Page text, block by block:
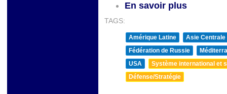
En savoir plus
TAGS:
Amérique Latine
Asie Centrale
Fédération de Russie
USA
Système international et
Défense/Stratégie